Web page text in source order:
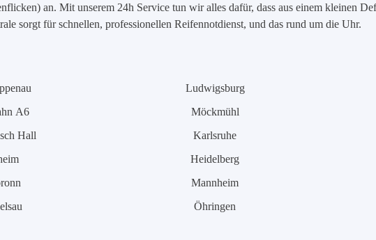
an. Mit unserem 24h Service tun wir alles dafür, dass aus einem kleinen
sorgt für schnellen, professionellen Reifennotdienst, und das rund um die Uhr.
A6
Hall
Ludwigsburg
Möckmühl
Karlsruhe
Heidelberg
Mannheim
Öhringen